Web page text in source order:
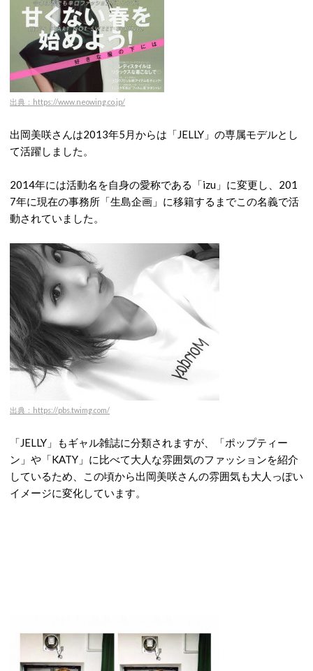
出典：https://www.neowing.co.jp/
出岡美咲さんは2013年5月からは「JELLY」の専属モデルとし
て活躍しました。
2014年には活動名を自身の愛称である「izu」に変更し、201
7年に現在の事務所「生島企画」に移籍するまでこの名義で活
動されていました。
出典：https://pbs.twimg.com/
「JELLY」もギャル雑誌に分類されますが、「ポップティー
ン」や「KATY」に比べて大人な雰囲気のファッションを紹介
しているため、この頃から出岡美咲さんの雰囲気も大人っぽい
イメージに変化しています。